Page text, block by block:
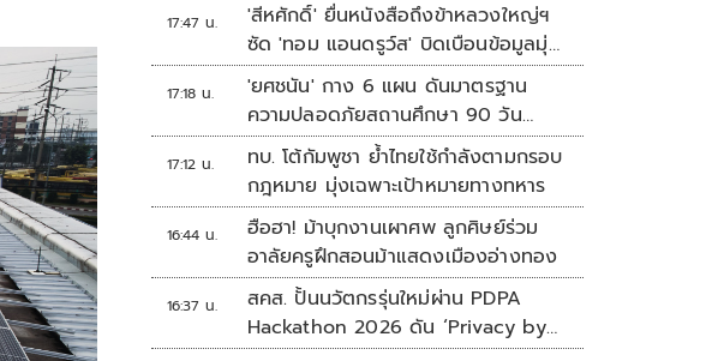
17:47 น.
'สีหศักดิ์' ยื่นหนังสือถึงข้าหลวงใหญ่ฯ
ซัด 'ทอม แอนดรูว์ส' บิดเบือนข้อมูลมุ่ง
แสวงหาผลประโยชน์ทางการเมือง
17:18 น.
'ยศชนัน' กาง 6 แผน ดันมาตรฐาน
ความปลอดภัยสถานศึกษา 90 วัน
ป้องกันก่อเหตุรุนแรง
17:12 น.
ทบ. โต้กัมพูชา ย้ำไทยใช้กำลังตามกรอบ
กฎหมาย มุ่งเฉพาะเป้าหมายทางทหาร
16:44 น.
ฮือฮา! ม้าบุกงานเผาศพ ลูกศิษย์ร่วม
อาลัยครูฝึกสอนม้าแสดงเมืองอ่างทอง
16:37 น.
สคส. ปั้นนวัตกรรุ่นใหม่ผ่าน PDPA
Hackathon 2026 ดัน ‘Privacy by